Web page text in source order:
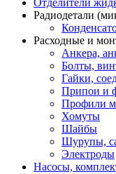
Отделители
Радиодетали
Расходные и
Анкера,
Болты,
Гайки,
Припои и
Профили
Хомуты
Шайбы
Шурупы,
Электроды
Насосы,